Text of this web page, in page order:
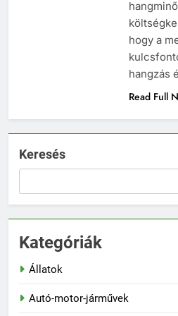
hogy a
hangzás
Read Full
Keresés
Kategóriák
Állatok
Autó-motor-járművek